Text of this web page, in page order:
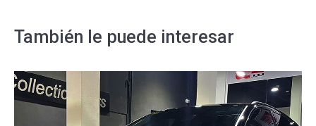
También le puede interesar